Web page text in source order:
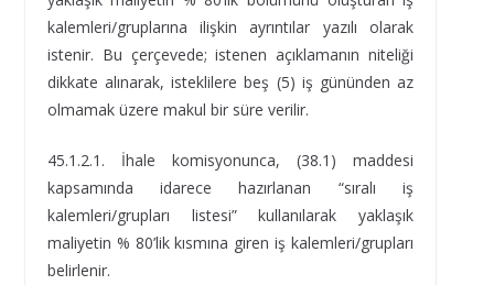
kalemleri/gruplarına ilişkin ayrıntılar yazılı olarak
istenir. Bu çerçevede; istenen açıklamanın niteliği
dikkate alınarak, isteklilere beş (5) iş gününden az
olmamak üzere makul bir süre verilir.
45.1.2.1. İhale komisyonunca, (38.1) maddesi
kapsamında idarece hazırlanan “sıralı iş
kalemleri/grupları listesi” kullanılarak yaklaşık
maliyetin % 80’lik kısmına giren iş kalemleri/grupları
belirlenir.